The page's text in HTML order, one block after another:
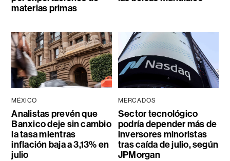
materias primas
MÉXICO
Analistas prevén que
Banxico deje sin cambio
la tasa mientras
inflación baja a 3,13% en
julio
MERCADOS
Sector tecnológico
podría depender más de
inversores minoristas
tras caída de julio, según
JPMorgan